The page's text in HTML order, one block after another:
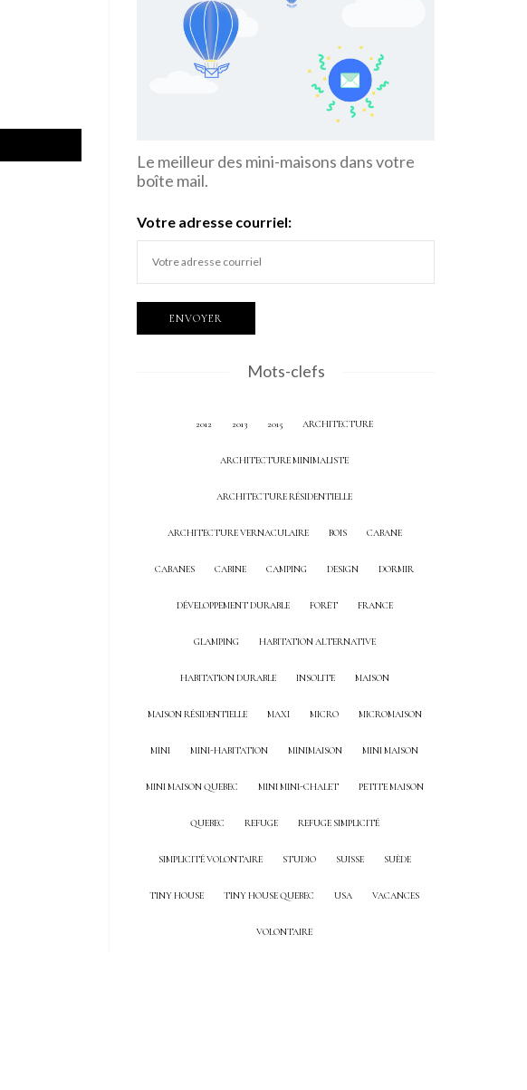
Le meilleur des mini-maisons dans votre
boîte mail.
Votre adresse courriel:
Mots-clefs
2012 2013 2015 ARCHITECTURE
ARCHITECTURE MINIMALISTE
ARCHITECTURE RÉSIDENTIELLE
ARCHITECTURE VERNACULAIRE BOIS CABANE
CABANES CABINE CAMPING DESIGN DORMIR
DÉVELOPPEMENT DURABLE FORÊT FRANCE
GLAMPING HABITATION ALTERNATIVE
HABITATION DURABLE INSOLITE MAISON
MAISON RÉSIDENTIELLE MAXI MICRO MICROMAISON
MINI MINI-HABITATION MINIMAISON MINI MAISON
MINI MAISON QUEBEC MINI MINI-CHALET PETITE MAISON
QUEBEC REFUGE REFUGE SIMPLICITÉ
SIMPLICITÉ VOLONTAIRE STUDIO SUISSE SUÈDE
TINY HOUSE TINY HOUSE QUEBEC USA VACANCES
VOLONTAIRE